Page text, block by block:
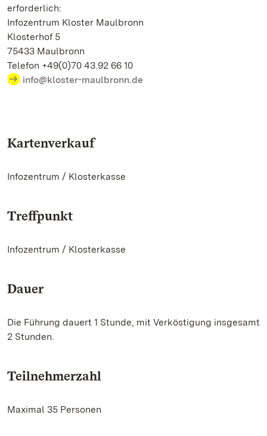
erforderlich:
Infozentrum Kloster Maulbronn
Klosterhof 5
75433 Maulbronn
Telefon +49(0)70 43.92 66 10
info@kloster-maulbronn.de
Kartenverkauf
Infozentrum / Klosterkasse
Treffpunkt
Infozentrum / Klosterkasse
Dauer
Die Führung dauert 1 Stunde, mit Verköstigung insgesamt
2 Stunden.
Teilnehmerzahl
Maximal 35 Personen